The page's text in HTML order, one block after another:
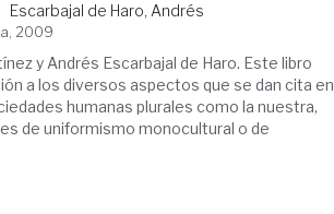
Escarbajal de Haro, Andrés
2009
y Andrés Escarbajal de Haro. Este libro
a los diversos aspectos que se dan cita en
humanas plurales como la nuestra,
de uniformismo monocultural o de